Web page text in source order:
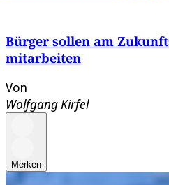
Bürger sollen am
mitarbeiten
Von
Wolfgang Kirfel
Merken